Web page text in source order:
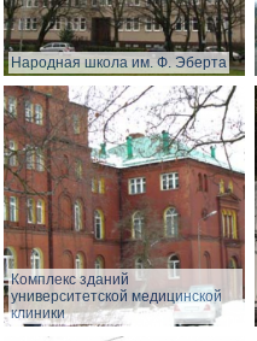
Народная школа им. Ф. Эберта
Комплекс зданий
университетской медицинской
клиники